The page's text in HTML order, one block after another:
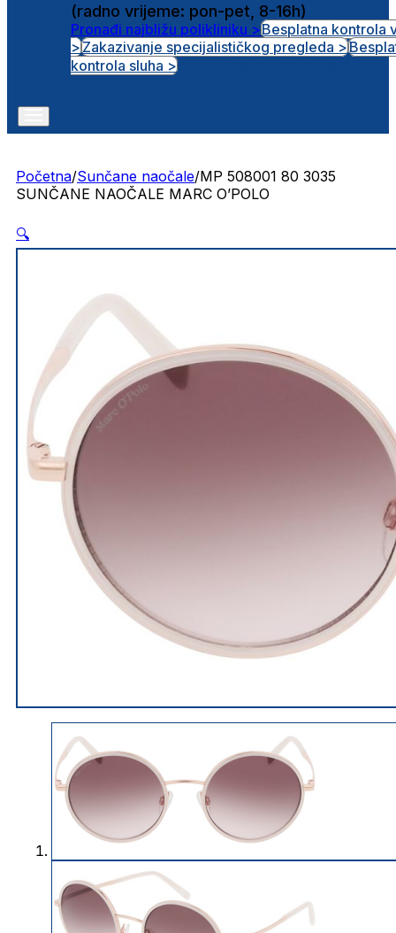
(radno vrijeme: pon-pet, 8-16h)
Pronađi najbližu polikliniku >Besplatna kontrola
>Zakazivanje specijalističkog pregleda >
kontrola sluha >
Početna/Sunčane naočale/MP 508001 80 3035
SUNČANE NAOČALE MARC O’POLO
🔍